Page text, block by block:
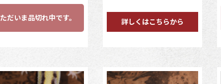
ただいま品切れ中です。 詳しくはこちらから